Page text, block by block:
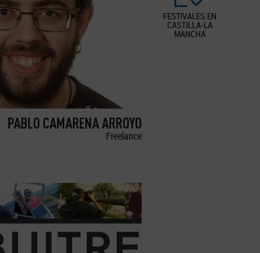
FESTIVALES EN
CASTILLA-LA
MANCHA
PABLO CAMARENA ARROYO
Freelance